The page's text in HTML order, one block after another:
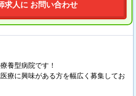
求人に お問い合わせ
養型病院です！
療に興味がある方を幅広く募集してお